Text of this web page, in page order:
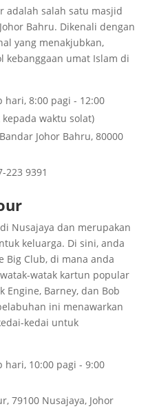
adalah salah satu masjid
Bahru. Dikenali dengan
yang menakjubkan,
kebanggaan umat Islam di
hari, 8:00 pagi - 12:00
waktu solat)
Johor Bahru, 80000
223 9391
Nusajaya dan merupakan
keluarga. Di sini, anda
Big Club, di mana anda
watak kartun popular
Engine, Barney, dan Bob
ini menawarkan
kedai untuk
hari, 10:00 pagi - 9:00
79100 Nusajaya, Johor